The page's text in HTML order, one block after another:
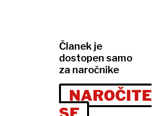
Članek je
dostopen samo
za naročnike
NAROČITE